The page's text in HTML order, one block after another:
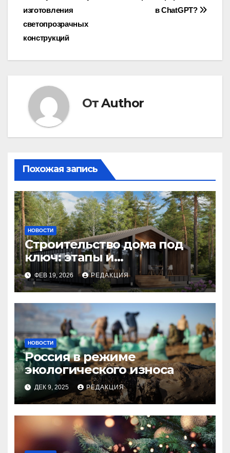
по
записям
в ChatGPT?
изготовления
светопрозрачных
конструкций
ОтAuthor
Похожая запись
НОВОСТИ
Строительство дома под
ключ: этапы и
планирование бюджета
ФЕВ 19, 2026 РЕДАКЦИЯ
НОВОСТИ
Россия в режиме
экологического износа
ДЕК 9, 2025 РЕДАКЦИЯ